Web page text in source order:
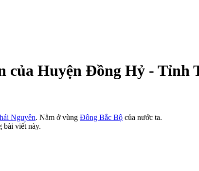
Huyện Đồng Hỷ - Tỉnh
Nguyên. Nằm ở vùng Đông Bắc Bộ của nước ta.
bài viết này.